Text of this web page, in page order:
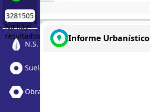
No hay
resultados
N.S. Medioambiental
Suelo Vacante + Obras
Obras
Informe Urbanístico